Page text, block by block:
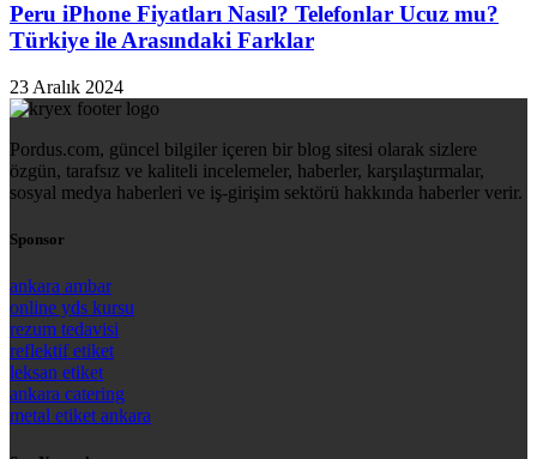
Peru iPhone Fiyatları Nasıl? Telefonlar Ucuz mu?
Türkiye ile Arasındaki Farklar
23 Aralık 2024
Pordus.com, güncel bilgiler içeren bir blog sitesi olarak sizlere
özgün, tarafsız ve kaliteli incelemeler, haberler, karşılaştırmalar,
sosyal medya haberleri ve iş-girişim sektörü hakkında haberler verir.
Sponsor
ankara ambar
online yds kursu
rezum tedavisi
reflektif etiket
leksan etiket
ankara catering
metal etiket ankara